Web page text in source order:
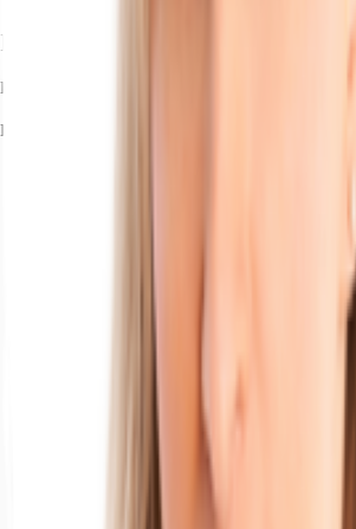
Ihr Kontakt
Eva Patricia Rogowski
Ihr Kontakt